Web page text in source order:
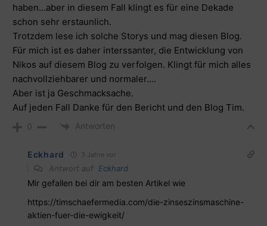
haben…aber in diesem Fall klingt es für eine Dekade
schon sehr erstaunlich.
Trotzdem lese ich solche Storys und mag diesen Blog.
Für mich ist es daher interssanter, die Entwicklung von
Nikos auf diesem Blog zu verfolgen. Klingt für mich alles
nachvollziehbarer und normaler….
Aber ist ja Geschmacksache.
Auf jeden Fall Danke für den Bericht und den Blog Tim.
0 Antworten
Eckhard 3 Jahre vor
Antwort auf Eckhard
Mir gefallen bei dir am besten Artikel wie
https://timschaefermedia.com/die-zinseszinsmaschine-
aktien-fuer-die-ewigkeit/